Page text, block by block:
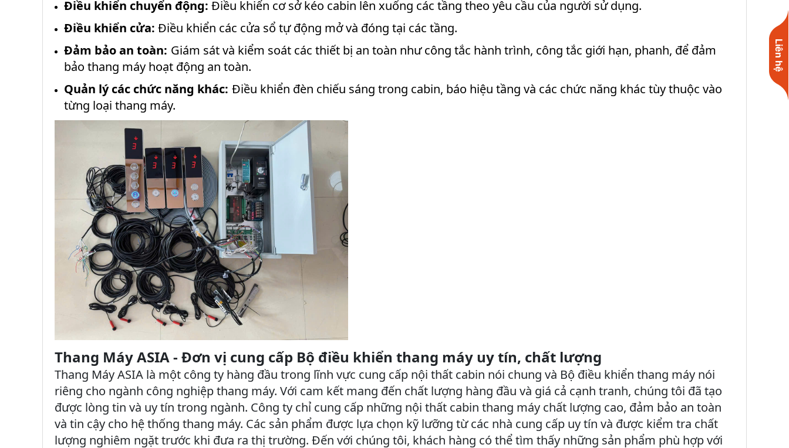
Liên hệ
Điều khiển chuyển động: Điều khiển cơ sở kéo cabin lên xuống các tầng theo yêu cầu của người sử dụng.
Điều khiển cửa: Điều khiển các cửa sổ tự động mở và đóng tại các tầng.
Đảm bảo an toàn: Giám sát và kiểm soát các thiết bị an toàn như công tắc hành trình, công tắc giới hạn, phanh, để đảm
bảo thang máy hoạt động an toàn.
Quản lý các chức năng khác: Điều khiển đèn chiếu sáng trong cabin, báo hiệu tầng và các chức năng khác tùy thuộc vào
từng loại thang máy.
Thang Máy ASIA - Đơn vị cung cấp Bộ điều khiển thang máy uy tín, chất lượng
Thang Máy ASIA là một công ty hàng đầu trong lĩnh vực cung cấp nội thất cabin nói chung và Bộ điều khiển thang máy nói
riêng cho ngành công nghiệp thang máy. Với cam kết mang đến chất lượng hàng đầu và giá cả cạnh tranh, chúng tôi đã tạo
được lòng tin và uy tín trong ngành. Công ty chỉ cung cấp những nội thất cabin thang máy chất lượng cao, đảm bảo an toàn
và tin cậy cho hệ thống thang máy. Các sản phẩm được lựa chọn kỹ lưỡng từ các nhà cung cấp uy tín và được kiểm tra chất
lượng nghiêm ngặt trước khi đưa ra thị trường. Đến với chúng tôi, khách hàng có thể tìm thấy những sản phẩm phù hợp với